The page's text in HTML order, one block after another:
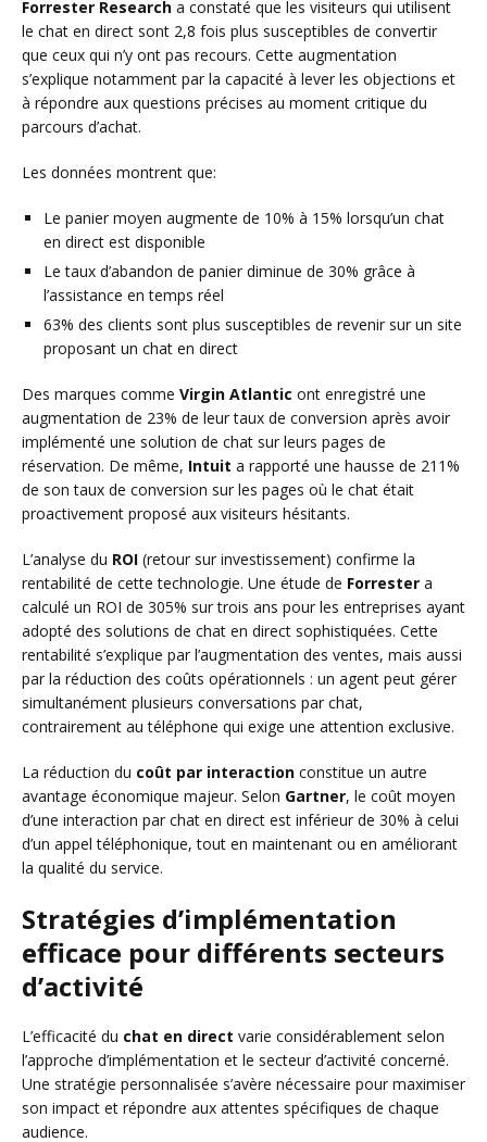
Forrester Research a constaté que les visiteurs qui utilisent
le chat en direct sont 2,8 fois plus susceptibles de convertir
que ceux qui n’y ont pas recours. Cette augmentation
s’explique notamment par la capacité à lever les objections et
à répondre aux questions précises au moment critique du
parcours d’achat.
Les données montrent que:
Le panier moyen augmente de 10% à 15% lorsqu’un chat
en direct est disponible
Le taux d’abandon de panier diminue de 30% grâce à
l’assistance en temps réel
63% des clients sont plus susceptibles de revenir sur un site
proposant un chat en direct
Des marques comme Virgin Atlantic ont enregistré une
augmentation de 23% de leur taux de conversion après avoir
implémenté une solution de chat sur leurs pages de
réservation. De même, Intuit a rapporté une hausse de 211%
de son taux de conversion sur les pages où le chat était
proactivement proposé aux visiteurs hésitants.
L’analyse du ROI (retour sur investissement) confirme la
rentabilité de cette technologie. Une étude de Forrester a
calculé un ROI de 305% sur trois ans pour les entreprises ayant
adopté des solutions de chat en direct sophistiquées. Cette
rentabilité s’explique par l’augmentation des ventes, mais aussi
par la réduction des coûts opérationnels : un agent peut gérer
simultanément plusieurs conversations par chat,
contrairement au téléphone qui exige une attention exclusive.
La réduction du coût par interaction constitue un autre
avantage économique majeur. Selon Gartner, le coût moyen
d’une interaction par chat en direct est inférieur de 30% à celui
d’un appel téléphonique, tout en maintenant ou en améliorant
la qualité du service.
Stratégies d’implémentation
efficace pour différents secteurs
d’activité
L’efficacité du chat en direct varie considérablement selon
l’approche d’implémentation et le secteur d’activité concerné.
Une stratégie personnalisée s’avère nécessaire pour maximiser
son impact et répondre aux attentes spécifiques de chaque
audience.